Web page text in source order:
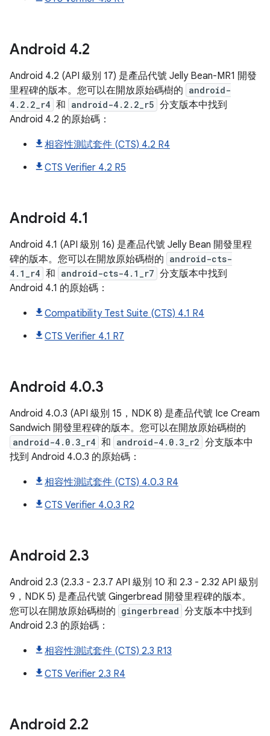
Android 4.2
Android 4.2 (API 級別 17) 是產品代號 Jelly Bean-MR1 開發
里程碑的版本。您可以在開放原始碼樹的 android-
4.2.2_r4 和 android-4.2.2_r5 分支版本中找到
Android 4.2 的原始碼：
相容性測試套件 (CTS) 4.2 R4
CTS Verifier 4.2 R5
Android 4.1
Android 4.1 (API 級別 16) 是產品代號 Jelly Bean 開發里程
碑的版本。您可以在開放原始碼樹的 android-cts-
4.1_r4 和 android-cts-4.1_r7 分支版本中找到
Android 4.1 的原始碼：
Compatibility Test Suite (CTS) 4.1 R4
CTS Verifier 4.1 R7
Android 4.0.3
Android 4.0.3 (API 級別 15，NDK 8) 是產品代號 Ice Cream
Sandwich 開發里程碑的版本。您可以在開放原始碼樹的
android-4.0.3_r4 和 android-4.0.3_r2 分支版本中
找到 Android 4.0.3 的原始碼：
相容性測試套件 (CTS) 4.0.3 R4
CTS Verifier 4.0.3 R2
Android 2.3
Android 2.3 (2.3.3 - 2.3.7 API 級別 10 和 2.3 - 2.32 API 級別
9，NDK 5) 是產品代號 Gingerbread 開發里程碑的版本。
您可以在開放原始碼樹的 gingerbread 分支版本中找到
Android 2.3 的原始碼：
相容性測試套件 (CTS) 2.3 R13
CTS Verifier 2.3 R4
Android 2.2